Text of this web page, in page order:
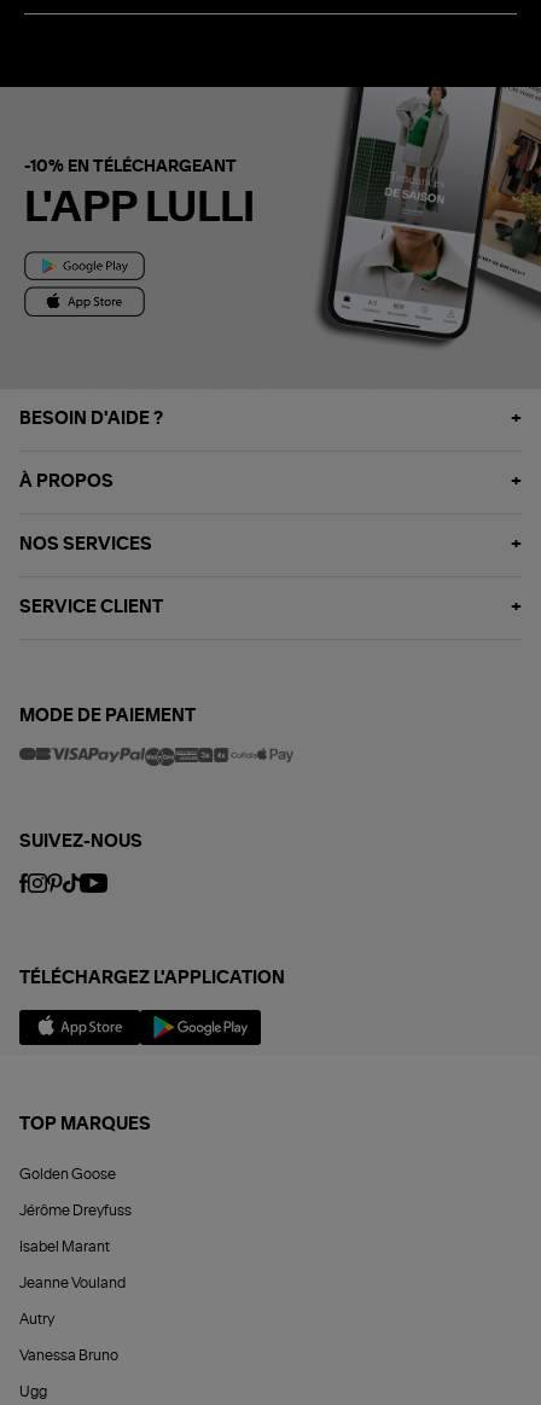
-10% EN TÉLÉCHARGEANT
L'APP LULLI
BESOIN D'AIDE ?
À PROPOS
NOS SERVICES
SERVICE CLIENT
MODE DE PAIEMENT
SUIVEZ-NOUS
TÉLÉCHARGEZ L'APPLICATION
TOP MARQUES
Golden Goose
Jérôme Dreyfuss
Isabel Marant
Jeanne Vouland
Autry
Vanessa Bruno
Ugg